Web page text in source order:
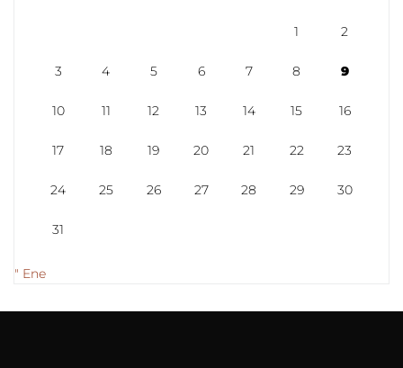
1 2
3 4 5 6 7 8 9
10 11 12 13 14 15 16
17 18 19 20 21 22 23
24 25 26 27 28 29 30
31
" Ene